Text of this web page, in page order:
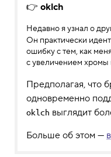
👉 oklch
Недавно я узнал о
Он практически
ошибку с тем, как
с увеличением хромы
Предполагая, что
одновременно
oklch выглядит
Больше об этом —